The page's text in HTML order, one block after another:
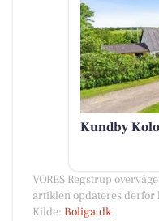
Kundby
VORES Regstrup
artiklen opdateres derfor
Kilde: Boliga.dk